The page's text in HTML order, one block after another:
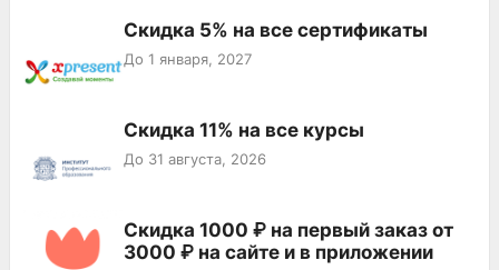
Скидка 5% на все сертификаты
До 1 января, 2027
Скидка 11% на все курсы
До 31 августа, 2026
Скидка 1000 ₽ на первый заказ от
3000 ₽ на сайте и в приложении